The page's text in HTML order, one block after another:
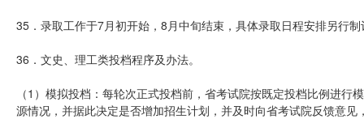
35．录取工作于7月初开始，8月中旬结束，具体录取日程安排另行制
36．文史、理工类投档程序及办法。
（1）模拟投档：每轮次正式投档前，省考试院按既定投档比例进
源情况，并据此决定是否增加招生计划，并及时向省考试院反馈意